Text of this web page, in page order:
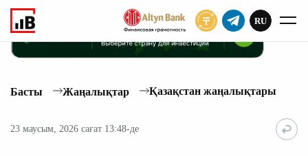
ЖАЗЫЛУ
RU
Басты Жаңалықтар Қазақстан жаңалықтары
23 маусым, 2026 сағат 13:48-де